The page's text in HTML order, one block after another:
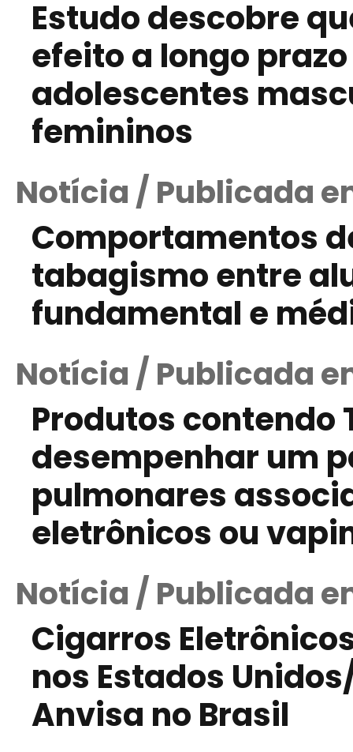
Estudo descobre
efeito a longo
adolescentes
femininos
Notícia / Publicada
Comportamentos
tabagismo entre
fundamental e
Notícia / Publicada
Produtos contendo
desempenhar um
pulmonares
eletrônicos ou
Notícia / Publicada
Cigarros
nos Estados
Anvisa no Brasil